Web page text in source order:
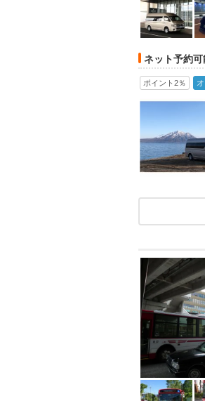
ネット予約
ポイント2％